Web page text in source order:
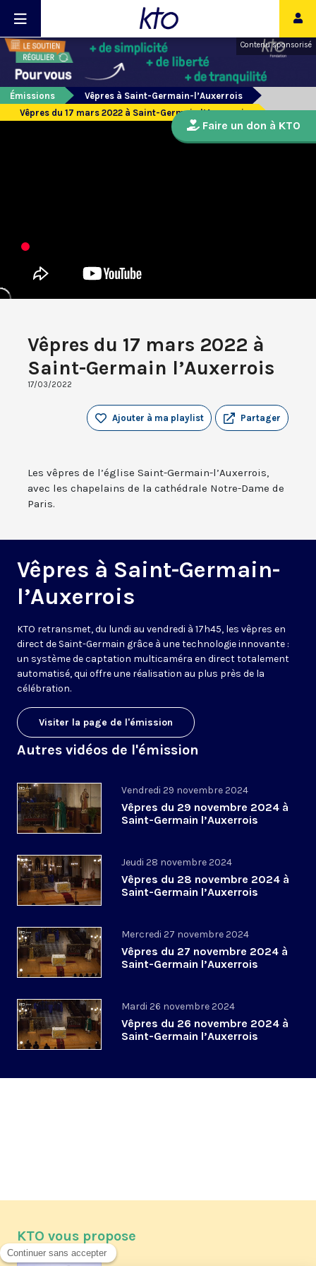
Contenu sponsorisé
Émissions
Vêpres à Saint-Germain-l’Auxerrois
Vêpres du 17 mars 2022 à Saint-Germain l’Auxerrois
Vêpres du 17 mars 2022 à
Saint-Germain l’Auxerrois
17/03/2022
Partager
Ajouter à ma playlist
Les vêpres de l’église Saint-Germain-l’Auxerrois,
avec les chapelains de la cathédrale Notre-Dame de
Paris.
Vêpres à Saint-Germain-
l’Auxerrois
KTO retransmet, du lundi au vendredi à 17h45, les vêpres en
direct de Saint-Germain grâce à une technologie innovante :
un système de captation multicaméra en direct totalement
automatisé, qui offre une réalisation au plus près de la
célébration.
Visiter la page de l'émission
Autres vidéos de l'émission
Vendredi 29 novembre 2024
Vêpres du 29 novembre 2024 à
Saint-Germain l’Auxerrois
Jeudi 28 novembre 2024
Vêpres du 28 novembre 2024 à
Saint-Germain l’Auxerrois
Mercredi 27 novembre 2024
Vêpres du 27 novembre 2024 à
Saint-Germain l’Auxerrois
Mardi 26 novembre 2024
Vêpres du 26 novembre 2024 à
Saint-Germain l’Auxerrois
Faire un don à KTO
KTO vous propose